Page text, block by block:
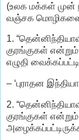
(உலக மக்கள் முன்
வஞ்சக மொழிகளை
1.
குரங்குகள்
எழுதி
– ‘புராதன
2.
குரங்குகள்